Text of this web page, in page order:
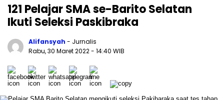
121 Pelajar SMA se-Barito Selatan
Ikuti Seleksi Paskibraka
Alifansyah - Jurnalis
Rabu, 30 Maret 2022- 14:40 WIB